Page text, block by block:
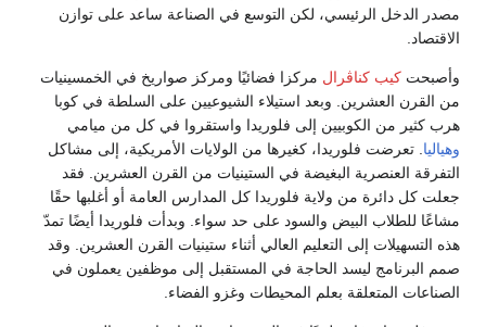
ساعد على توازن
في الخمسينيات
على السلطة في كوبا
في كل من ميامي
إلى مشاكل
العشرين. فقد
أو أغلبها حقًا
فلوريدا أيضًا تمدّ
القرن العشرين. وقد
موظفين يعملون في